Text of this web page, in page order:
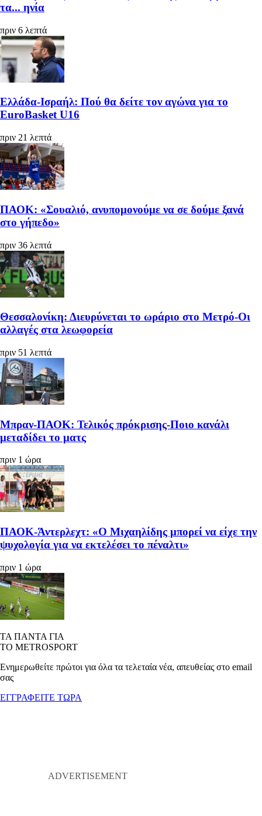
τα... ηνία
πριν 6 λεπτά
Ελλάδα-Ισραήλ: Πού θα δείτε τον αγώνα για το
EuroBasket U16
πριν 21 λεπτά
ΠΑΟΚ: «Σουαλιό, ανυπομονούμε να σε δούμε ξανά
στο γήπεδο»
πριν 36 λεπτά
Θεσσαλονίκη: Διευρύνεται το ωράριο στο Μετρό-Οι
αλλαγές στα λεωφορεία
πριν 51 λεπτά
Μπραν-ΠΑΟΚ: Τελικός πρόκρισης-Ποιο κανάλι
μεταδίδει το ματς
πριν 1 ώρα
ΠΑΟΚ-Άντερλεχτ: «Ο Μιχαηλίδης μπορεί να είχε την
ψυχολογία για να εκτελέσει το πέναλτι»
πριν 1 ώρα
ΤΑ ΠΑΝΤΑ ΓΙΑ
ΤΟ METROSPORT
Ενημερωθείτε πρώτοι για όλα τα τελεταία νέα, απευθείας στο email
σας
ΕΓΓΡΑΦΕΙΤΕ ΤΩΡΑ